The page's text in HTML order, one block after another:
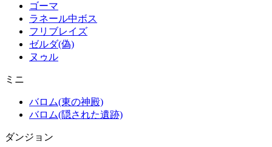
ゴーマ
ラネール中ボス
フリブレイズ
ゼルダ(偽)
ヌゥル
ミニ
バロム(東の神殿)
バロム(隠された遺跡)
ダンジョン